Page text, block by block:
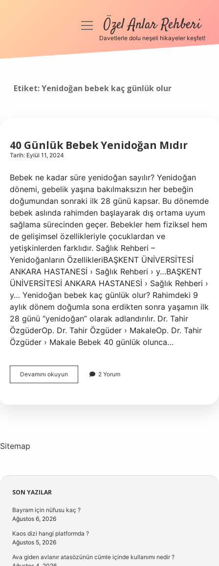
Anasayfa
menüyüÖzel Anlar Rehberi
Davetlerle dolu neşeli hikayeler keşfet!
Etiket:Yenidoğan bebek kaç günlük olur
40 Günlük Bebek Yenidoğan Mıdır
Tarih: Eylül 11, 2024
Bebek ne kadar süre yenidoğan sayılır? Yenidoğan
dönemi, gebelik yaşına bakılmaksızın her bebeğin
doğumundan sonraki ilk 28 günü kapsar. Bu dönemde
bebek aslında rahimden başlayarak dış ortama uyum
sağlama sürecinden geçer. Bebekler hem fiziksel hem
de gelişimsel özellikleriyle çocuklardan ve
yetişkinlerden farklıdır. Sağlık Rehberi –
Yenidoğanların ÖzellikleriBAŞKENT ÜNİVERSİTESİ
ANKARA HASTANESİ › Sağlık Rehberi › y…BAŞKENT
ÜNİVERSİTESİ ANKARA HASTANESİ › Sağlık Rehberi ›
y… Yenidoğan bebek kaç günlük olur? Rahimdeki 9
aylık dönem doğumla sona erdikten sonra yaşamın ilk
28 günü “yenidoğan” olarak adlandırılır. Dr. Tahir
ÖzgüderOp. Dr. Tahir Özgüder › MakaleOp. Dr. Tahir
Özgüder › Makale Bebek 40 günlük olunca…
Devamını okuyun
Günlük
2 Yorum
Sitemap
Sidebar
SON YAZILAR
Bayram için nüfusu kaç ?
Ağustos 6, 2026
Kaos dizi hangi platformda ?
Ağustos 5, 2026
Ava giden avlanır atasözünün cümle içinde kullanımı nedir ?